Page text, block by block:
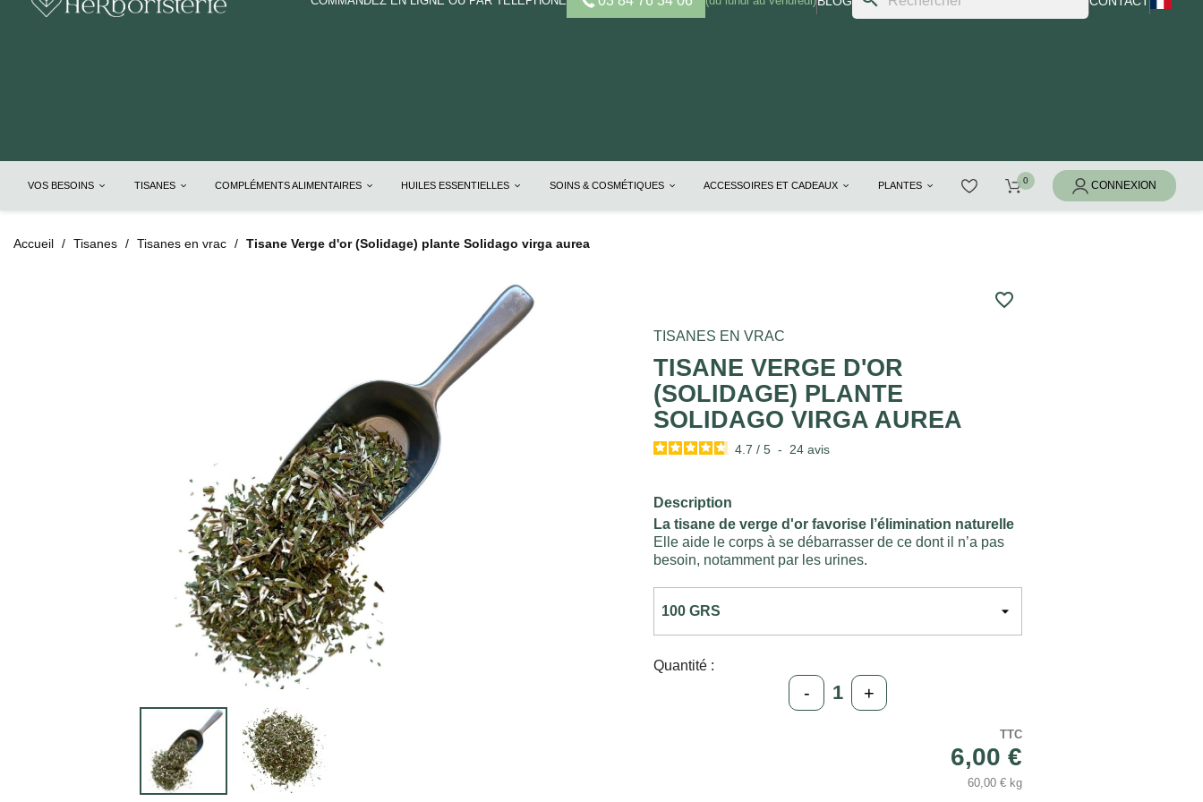
VOS BESOINS TISANES COMPLÉMENTS ALIMENTAIRES HUILES ESSENTIELLES SOINS & COSMÉTIQUES ACCESSOIRES ET CADEAUX PLANTES
Accueil Tisanes Tisanes en vrac Tisane Verge d'or (Solidage) plante Solidago virga aurea
favorite_border
TISANES EN VRAC
TISANE VERGE D'OR
(SOLIDAGE) PLANTE
SOLIDAGO VIRGA AUREA
4.7 / 5 - 24avis
Description
La tisane de verge d'or favorise l’élimination naturelle
Elle aide le corps à se débarrasser de ce dont il n’a pas
besoin, notamment par les urines.
Quantité :
- +
TTC
6,00 €
60,00 € kg